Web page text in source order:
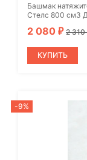
Башмак
Стелс 800 см3
2 080 ₽ 2 310
КУПИТЬ
-9%